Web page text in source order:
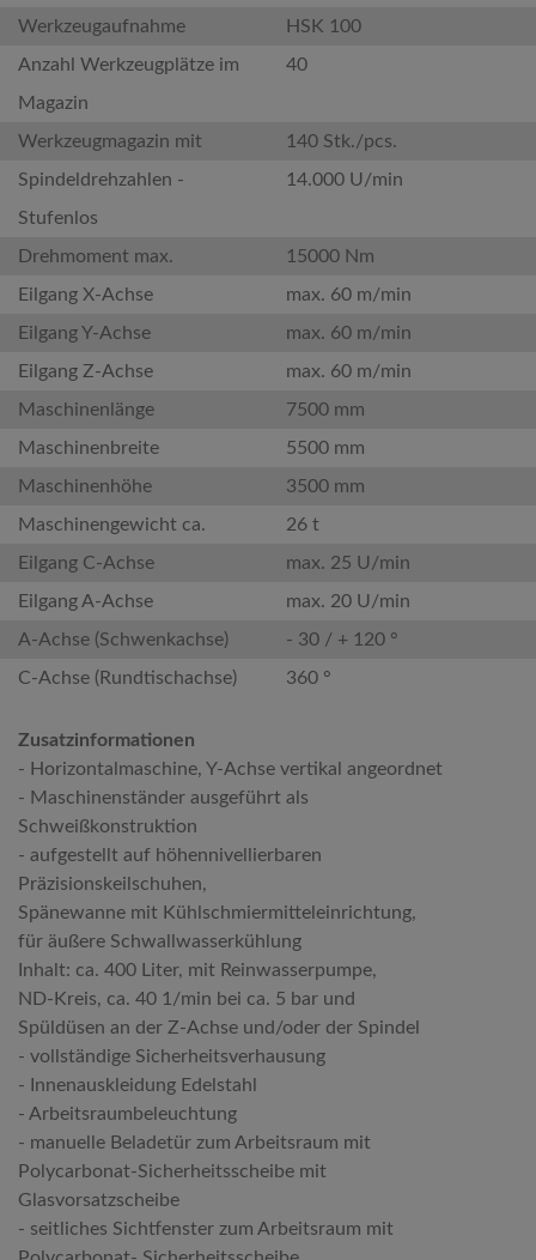
Werkzeugaufnahme
HSK 100
Anzahl Werkzeugplätze im
Magazin
40
Werkzeugmagazin mit
140 Stk./pcs.
Spindeldrehzahlen -
Stufenlos
14.000 U/min
Drehmoment max.
15000 Nm
Eilgang X-Achse
max. 60 m/min
Eilgang Y-Achse
max. 60 m/min
Eilgang Z-Achse
max. 60 m/min
Maschinenlänge
7500 mm
Maschinenbreite
5500 mm
Maschinenhöhe
3500 mm
Maschinengewicht ca.
26 t
Eilgang C-Achse
max. 25 U/min
Eilgang A-Achse
max. 20 U/min
A-Achse (Schwenkachse)
- 30 / + 120 °
C-Achse (Rundtischachse)
360 °
Zusatzinformationen
- Horizontalmaschine, Y-Achse vertikal angeordnet
- Maschinenständer ausgeführt als
Schweißkonstruktion
- aufgestellt auf höhennivellierbaren
Präzisionskeilschuhen,
Spänewanne mit Kühlschmiermitteleinrichtung,
für äußere Schwallwasserkühlung
Inhalt: ca. 400 Liter, mit Reinwasserpumpe,
ND-Kreis, ca. 40 1/min bei ca. 5 bar und
Spüldüsen an der Z-Achse und/oder der Spindel
- vollständige Sicherheitsverhausung
- Innenauskleidung Edelstahl
- Arbeitsraumbeleuchtung
- manuelle Beladetür zum Arbeitsraum mit
Polycarbonat-Sicherheitsscheibe mit
Glasvorsatzscheibe
- seitliches Sichtfenster zum Arbeitsraum mit